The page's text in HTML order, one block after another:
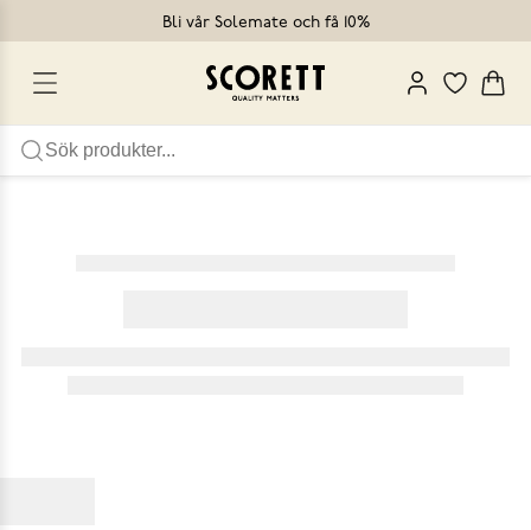
Bli vår Solemate och få 10%